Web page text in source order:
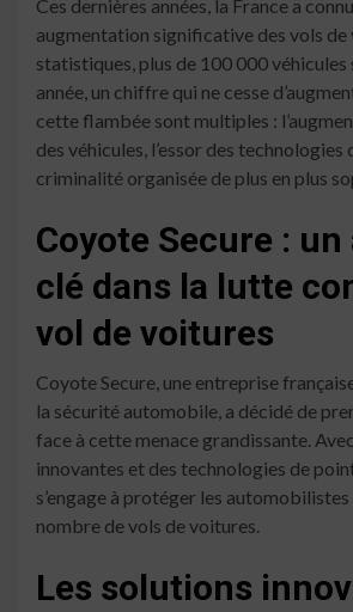
Ces dernières années, la France a
augmentation significative des vols de
statistiques, plus de 100 000 véhicules
année, un chiffre qui ne cesse
cette flambée sont multiples :
des véhicules, l’essor des technologies
criminalité organisée de plus en plus
Coyote Secure :
clé dans la lutte
vol de voitures
Coyote Secure, une entreprise
la sécurité automobile, a décidé de
face à cette menace grandissante.
innovantes et des technologies de
s’engage à protéger les
nombre de vols de voitures.
Les solutions